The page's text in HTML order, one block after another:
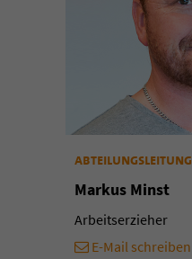
abteilungsleitung
Markus Minst
Arbeitserzieher
E-Mail schreiben